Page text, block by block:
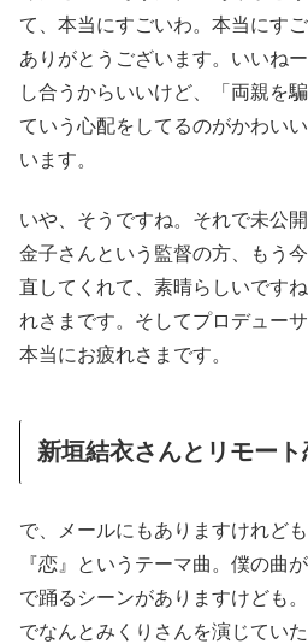
て、本当にすごいわ。本当にす
ありがとうございます。いいね
し合うからいいけど、「両親を
ていう心配をしてるのがかわい
います。
いや、そうですね。それで未公
金子さんという監督の方、もう
直してくれて、素晴らしいです
れさまです。そしてプロデュー
本当にお疲れさまです。
新垣結衣さんとリモート
で、メールにもありますけれど
『恋』というテーマ曲。僕の曲
で踊るシーンがありますけども
でなんとみくりさんを演じてい